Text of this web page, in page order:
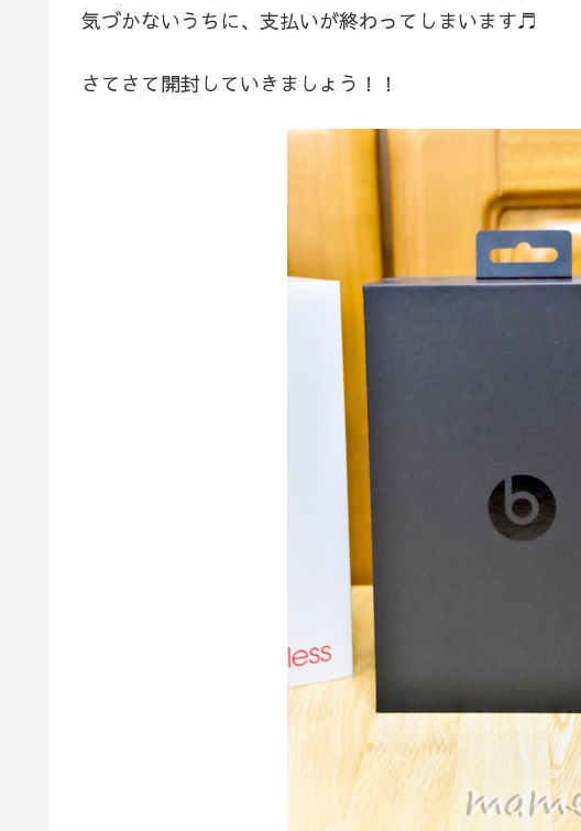
気づかないうちに、支払いが終わってしまいます♬
さてさて開封していきましょう！！